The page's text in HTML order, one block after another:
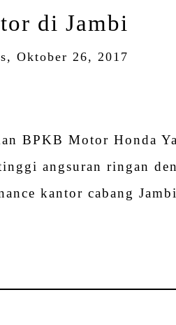
di Jambi
Oktober 26, 2017
BPKB Motor Honda
angsuran ringan
kantor cabang